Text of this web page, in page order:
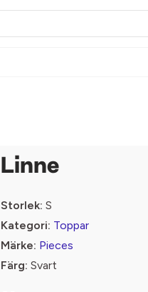
Linne
Storlek: S
Kategori: Toppar
Märke: Pieces
Färg: Svart